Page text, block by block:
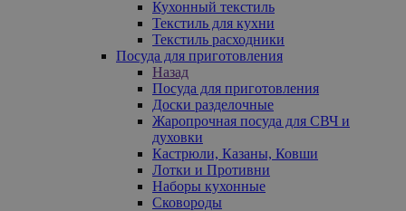
Кухонный текстиль
Текстиль для кухни
Текстиль расходники
Посуда для приготовления
Назад
Посуда для приготовления
Доски разделочные
Жаропрочная посуда для СВЧ и
духовки
Кастрюли, Казаны, Ковши
Лотки и Противни
Наборы кухонные
Сковороды